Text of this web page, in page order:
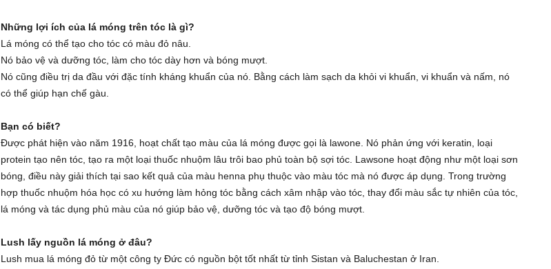
Những lợi ích của lá móng trên tóc là gì?
Lá móng có thể tạo cho tóc có màu đỏ nâu.
Nó bảo vệ và dưỡng tóc, làm cho tóc dày hơn và bóng mượt.
Nó cũng điều trị da đầu với đặc tính kháng khuẩn của nó. Bằng cách làm sạch da khỏi vi khuẩn, vi khuẩn và nấm, nó
có thể giúp hạn chế gàu.
Bạn có biết?
Được phát hiện vào năm 1916, hoạt chất tạo màu của lá móng được gọi là lawone. Nó phản ứng với keratin, loại
protein tạo nên tóc, tạo ra một loại thuốc nhuộm lâu trôi bao phủ toàn bộ sợi tóc. Lawsone hoạt động như một loại sơn
bóng, điều này giải thích tại sao kết quả của màu henna phụ thuộc vào màu tóc mà nó được áp dụng. Trong trường
hợp thuốc nhuộm hóa học có xu hướng làm hỏng tóc bằng cách xâm nhập vào tóc, thay đổi màu sắc tự nhiên của tóc,
lá móng và tác dụng phủ màu của nó giúp bảo vệ, dưỡng tóc và tạo độ bóng mượt.
Lush lấy nguồn lá móng ở đâu?
Lush mua lá móng đỏ từ một công ty Đức có nguồn bột tốt nhất từ tỉnh Sistan và Baluchestan ở Iran.